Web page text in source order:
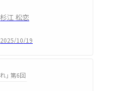
杉江 松恋
2025/10/19
」 第6回